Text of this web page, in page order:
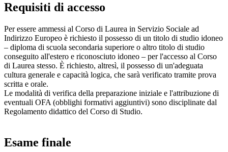
Requisiti di accesso
Per essere ammessi al Corso di Laurea in Servizio Sociale ad
Indirizzo Europeo è richiesto il possesso di un titolo di studio idoneo
– diploma di scuola secondaria superiore o altro titolo di studio
conseguito all'estero e riconosciuto idoneo – per l'accesso al Corso
di Laurea stesso. È richiesto, altresì, il possesso di un'adeguata
cultura generale e capacità logica, che sarà verificato tramite prova
scritta e orale.
Le modalità di verifica della preparazione iniziale e l'attribuzione di
eventuali OFA (obblighi formativi aggiuntivi) sono disciplinate dal
Regolamento didattico del Corso di Studio.
Esame finale